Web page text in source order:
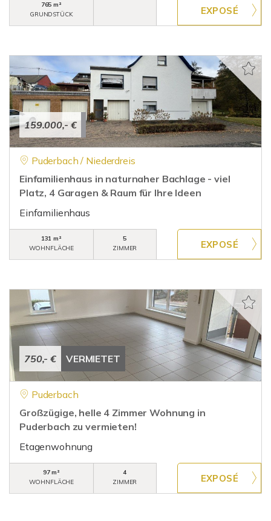
765 m²
GRUNDSTÜCK
159.000,- €
Puderbach / Niederdreis
Einfamilienhaus in naturnaher Bachlage - viel
Platz, 4 Garagen & Raum für Ihre Ideen
Einfamilienhaus
131 m²
WOHNFLÄCHE
5
ZIMMER
750,- € VERMIETET
Puderbach
Großzügige, helle 4 Zimmer Wohnung in
Puderbach zu vermieten!
Etagenwohnung
97 m²
WOHNFLÄCHE
4
ZIMMER